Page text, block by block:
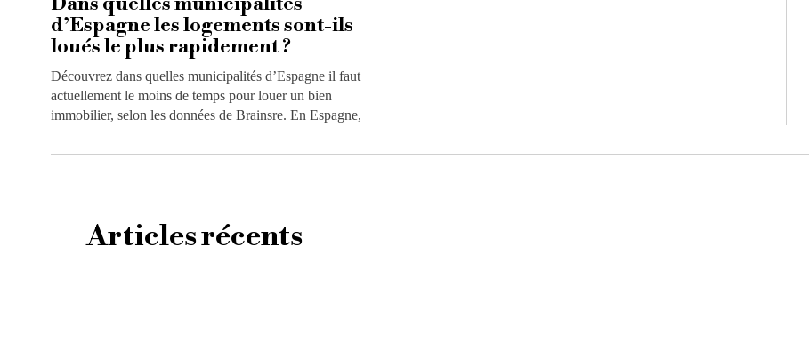
d’Espagne les logements sont-ils
loués le plus rapidement ?
Découvrez dans quelles municipalités d’Espagne il faut
actuellement le moins de temps pour louer un bien
immobilier, selon les données de Brainsre. En Espagne,
Articles récents